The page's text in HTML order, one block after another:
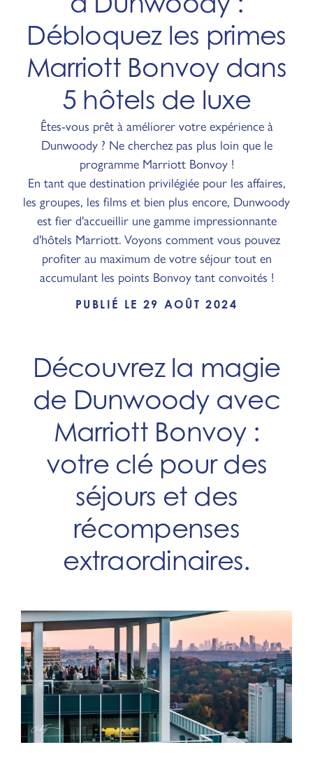
Débloquez les primes
Marriott Bonvoy dans
5 hôtels de luxe
Êtes-vous prêt à améliorer votre expérience à
Dunwoody ? Ne cherchez pas plus loin que le
programme Marriott Bonvoy !
En tant que destination privilégiée pour les affaires,
les groupes, les films et bien plus encore, Dunwoody
est fier d'accueillir une gamme impressionnante
d'hôtels Marriott. Voyons comment vous pouvez
profiter au maximum de votre séjour tout en
accumulant les points Bonvoy tant convoités !
PUBLIÉ LE 29 AOÛT 2024
Découvrez la magie
de Dunwoody avec
Marriott Bonvoy :
votre clé pour des
séjours et des
récompenses
extraordinaires.